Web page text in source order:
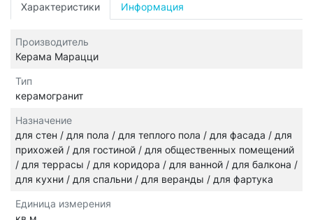
Характеристики Информация
Производитель
Керама Марацци
Тип
керамогранит
Назначение
для стен / для пола / для теплого пола / для фасада / для
прихожей / для гостиной / для общественных помещений
/ для террасы / для коридора / для ванной / для балкона /
для кухни / для спальни / для веранды / для фартука
Единица измерения